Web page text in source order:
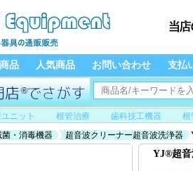
品 人気商品 お問い合わせ 支払
ニット 根管治療 歯科技工機器
根
菌・消毒機器 超音波クリーナー超音波洗浄器
YJ®超音